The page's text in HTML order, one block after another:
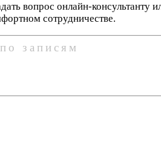
вопрос онлайн-
сотрудничестве.
записям